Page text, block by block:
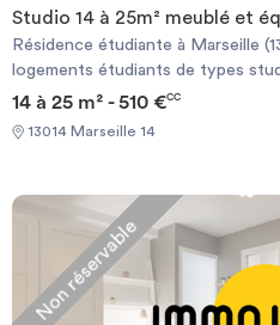
Studio 14 à 25m² meublé et
Résidence étudiante à Marseille
logements étudiants de types
sont équipés d'une kitchenette
WC et d'un coin bureau. La
dispose d'un parking en sous sol,
Jérôme dans le quartier du
métro ligne 1 (station la Rose).
14 à 25 m² - 510 €CC
13014 Marseille 14
Non réservable